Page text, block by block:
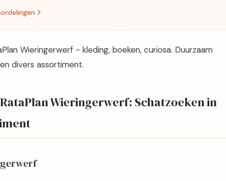
Wieringerwerf - kleding, boeken, curiosa. Duurzaam
divers assortiment.
Wieringerwerf: Schatzoeken in